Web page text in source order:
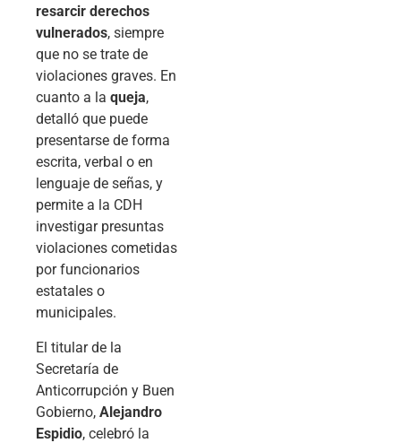
resarcir derechos
vulnerados, siempre
que no se trate de
violaciones graves. En
cuanto a la queja,
detalló que puede
presentarse de forma
escrita, verbal o en
lenguaje de señas, y
permite a la CDH
investigar presuntas
violaciones cometidas
por funcionarios
estatales o
municipales.
El titular de la
Secretaría de
Anticorrupción y Buen
Gobierno, Alejandro
Espidio, celebró la